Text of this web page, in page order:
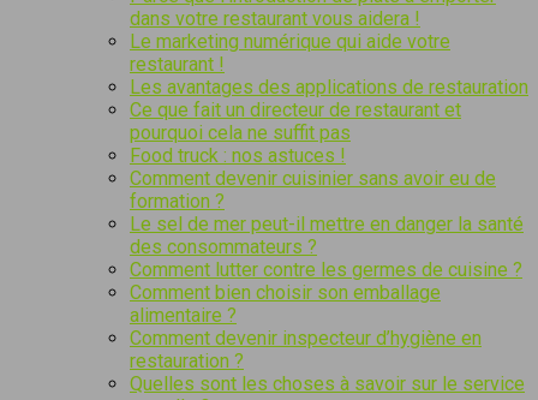
dans votre restaurant vous aidera !
Le marketing numérique qui aide votre
restaurant !
Les avantages des applications de restauration
Ce que fait un directeur de restaurant et
pourquoi cela ne suffit pas
Food truck : nos astuces !
Comment devenir cuisinier sans avoir eu de
formation ?
Le sel de mer peut-il mettre en danger la santé
des consommateurs ?
Comment lutter contre les germes de cuisine ?
Comment bien choisir son emballage
alimentaire ?
Comment devenir inspecteur d’hygiène en
restauration ?
Quelles sont les choses à savoir sur le service